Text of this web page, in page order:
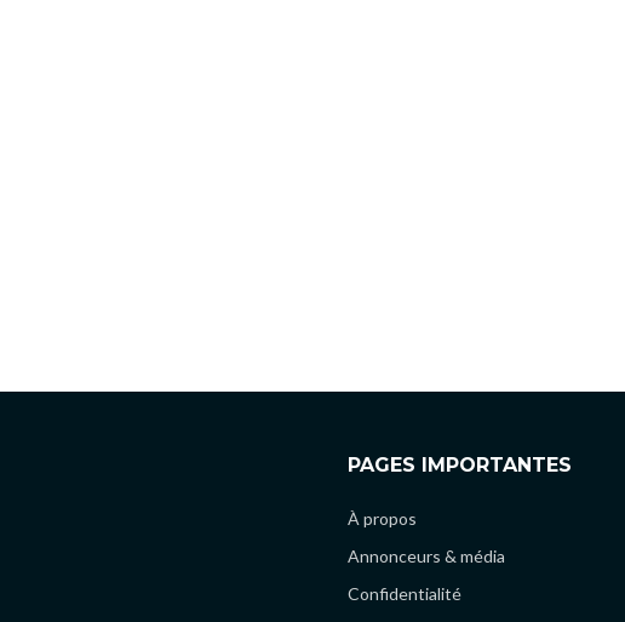
PAGES IMPORTANTES
À propos
Annonceurs & média
Confidentialité